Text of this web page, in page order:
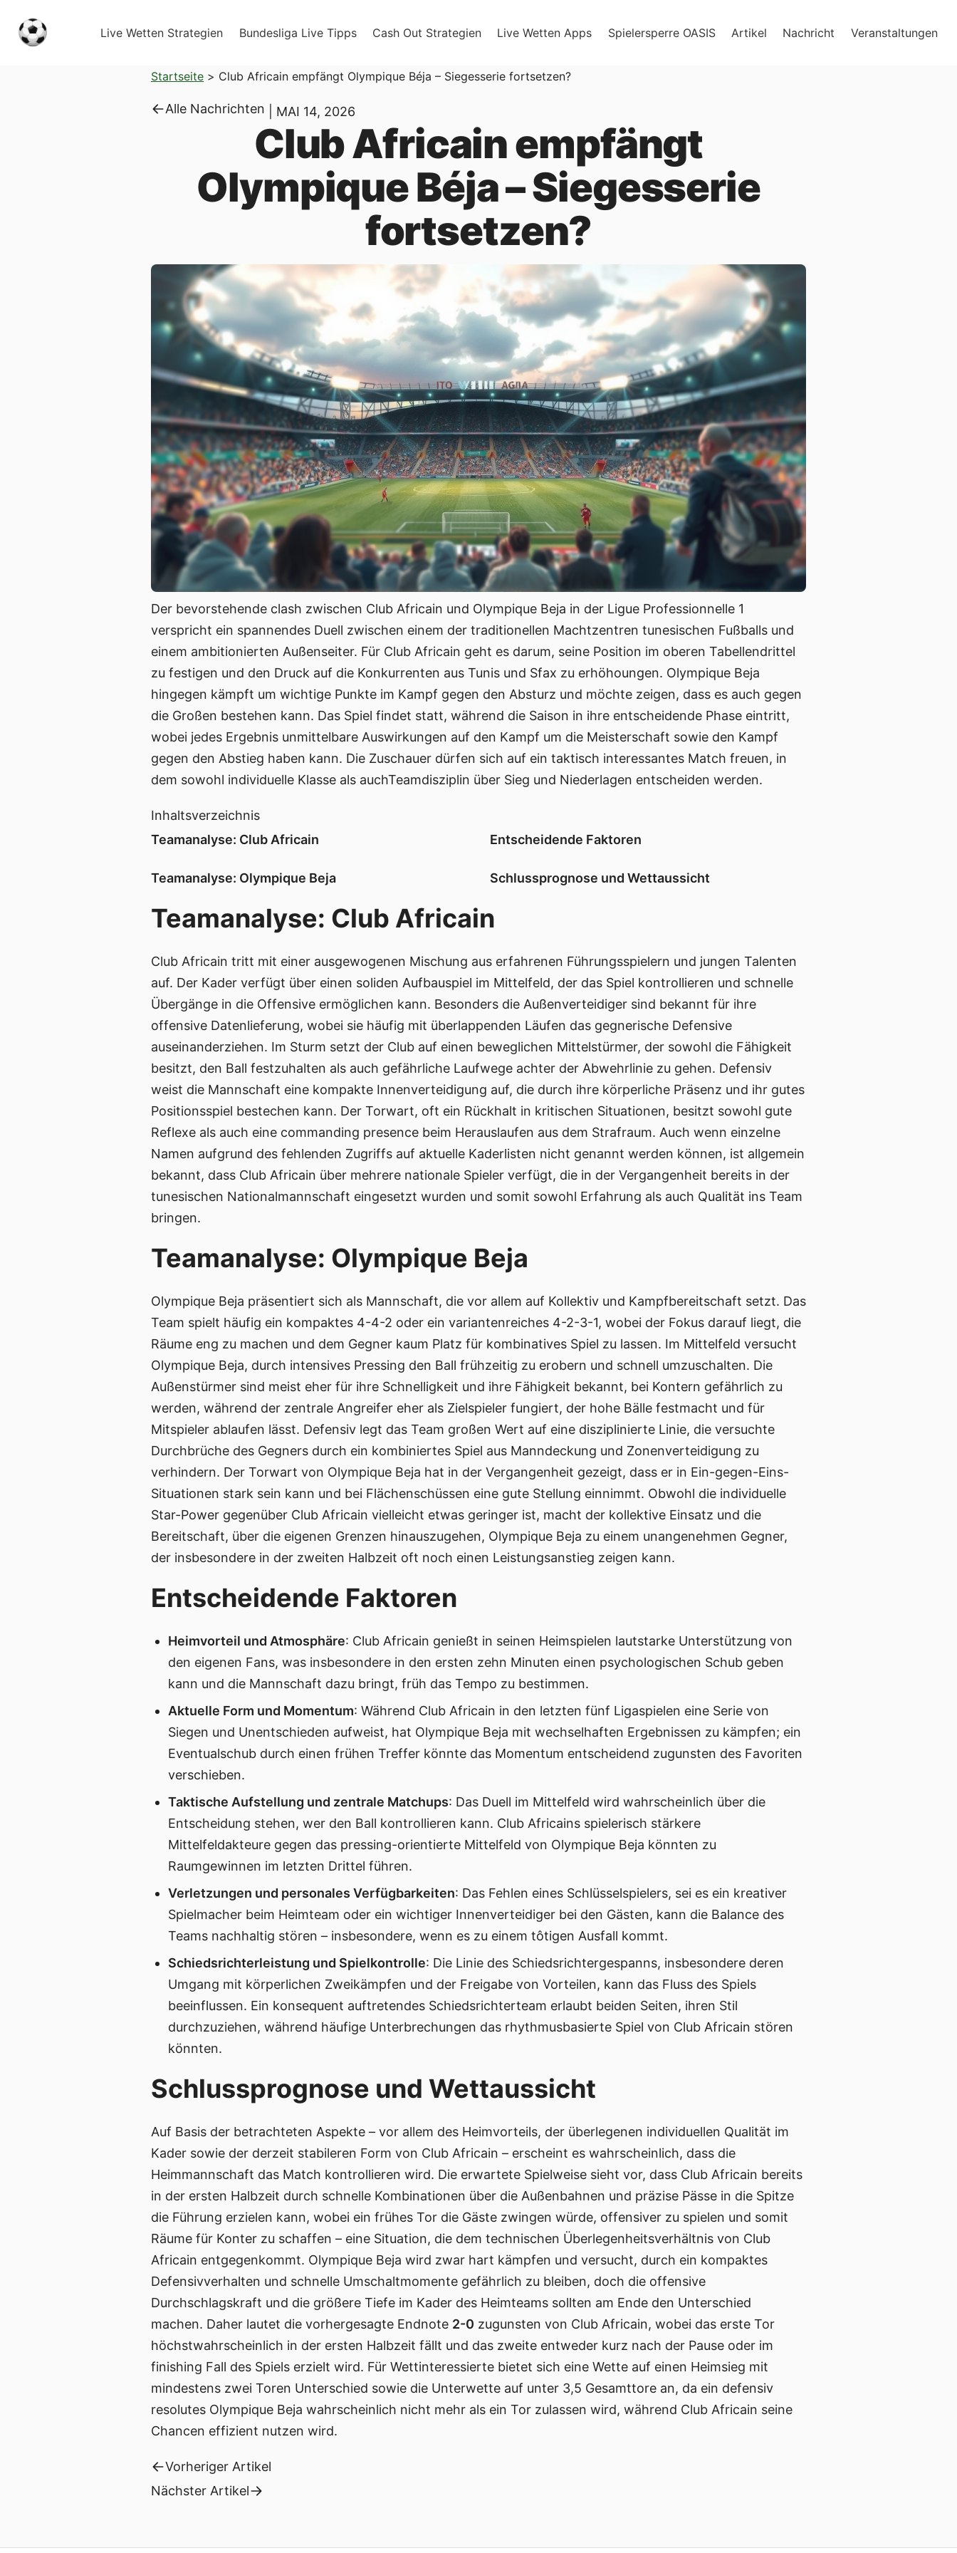
Live Wetten Strategien Bundesliga Live Tipps Cash Out Strategien Live Wetten Apps Spielersperre OASIS Artikel Nachricht Veranstaltungen
Startseite > Club Africain empfängt Olympique Béja – Siegesserie fortsetzen?
Alle Nachrichten MAI 14, 2026
Club Africain empfängt
Olympique Béja – Siegesserie
fortsetzen?
Der bevorstehende clash zwischen Club Africain und Olympique Beja in der Ligue Professionnelle 1
verspricht ein spannendes Duell zwischen einem der traditionellen Machtzentren tunesischen Fußballs und
einem ambitionierten Außenseiter. Für Club Africain geht es darum, seine Position im oberen Tabellendrittel
zu festigen und den Druck auf die Konkurrenten aus Tunis und Sfax zu erhöhoungen. Olympique Beja
hingegen kämpft um wichtige Punkte im Kampf gegen den Absturz und möchte zeigen, dass es auch gegen
die Großen bestehen kann. Das Spiel findet statt, während die Saison in ihre entscheidende Phase eintritt,
wobei jedes Ergebnis unmittelbare Auswirkungen auf den Kampf um die Meisterschaft sowie den Kampf
gegen den Abstieg haben kann. Die Zuschauer dürfen sich auf ein taktisch interessantes Match freuen, in
dem sowohl individuelle Klasse als auchTeamdisziplin über Sieg und Niederlagen entscheiden werden.
Inhaltsverzeichnis
Teamanalyse: Club Africain
Teamanalyse: Olympique Beja
Entscheidende Faktoren
Schlussprognose und Wettaussicht
Teamanalyse: Club Africain
Club Africain tritt mit einer ausgewogenen Mischung aus erfahrenen Führungsspielern und jungen Talenten
auf. Der Kader verfügt über einen soliden Aufbauspiel im Mittelfeld, der das Spiel kontrollieren und schnelle
Übergänge in die Offensive ermöglichen kann. Besonders die Außenverteidiger sind bekannt für ihre
offensive Datenlieferung, wobei sie häufig mit überlappenden Läufen das gegnerische Defensive
auseinanderziehen. Im Sturm setzt der Club auf einen beweglichen Mittelstürmer, der sowohl die Fähigkeit
besitzt, den Ball festzuhalten als auch gefährliche Laufwege achter der Abwehrlinie zu gehen. Defensiv
weist die Mannschaft eine kompakte Innenverteidigung auf, die durch ihre körperliche Präsenz und ihr gutes
Positionsspiel bestechen kann. Der Torwart, oft ein Rückhalt in kritischen Situationen, besitzt sowohl gute
Reflexe als auch eine commanding presence beim Herauslaufen aus dem Strafraum. Auch wenn einzelne
Namen aufgrund des fehlenden Zugriffs auf aktuelle Kaderlisten nicht genannt werden können, ist allgemein
bekannt, dass Club Africain über mehrere nationale Spieler verfügt, die in der Vergangenheit bereits in der
tunesischen Nationalmannschaft eingesetzt wurden und somit sowohl Erfahrung als auch Qualität ins Team
bringen.
Teamanalyse: Olympique Beja
Olympique Beja präsentiert sich als Mannschaft, die vor allem auf Kollektiv und Kampfbereitschaft setzt. Das
Team spielt häufig ein kompaktes 4-4-2 oder ein variantenreiches 4-2-3-1, wobei der Fokus darauf liegt, die
Räume eng zu machen und dem Gegner kaum Platz für kombinatives Spiel zu lassen. Im Mittelfeld versucht
Olympique Beja, durch intensives Pressing den Ball frühzeitig zu erobern und schnell umzuschalten. Die
Außenstürmer sind meist eher für ihre Schnelligkeit und ihre Fähigkeit bekannt, bei Kontern gefährlich zu
werden, während der zentrale Angreifer eher als Zielspieler fungiert, der hohe Bälle festmacht und für
Mitspieler ablaufen lässt. Defensiv legt das Team großen Wert auf eine disziplinierte Linie, die versuchte
Durchbrüche des Gegners durch ein kombiniertes Spiel aus Manndeckung und Zonenverteidigung zu
verhindern. Der Torwart von Olympique Beja hat in der Vergangenheit gezeigt, dass er in Ein-gegen-Eins-
Situationen stark sein kann und bei Flächenschüssen eine gute Stellung einnimmt. Obwohl die individuelle
Star-Power gegenüber Club Africain vielleicht etwas geringer ist, macht der kollektive Einsatz und die
Bereitschaft, über die eigenen Grenzen hinauszugehen, Olympique Beja zu einem unangenehmen Gegner,
der insbesondere in der zweiten Halbzeit oft noch einen Leistungsanstieg zeigen kann.
Entscheidende Faktoren
Heimvorteil und Atmosphäre: Club Africain genießt in seinen Heimspielen lautstarke Unterstützung von
den eigenen Fans, was insbesondere in den ersten zehn Minuten einen psychologischen Schub geben
kann und die Mannschaft dazu bringt, früh das Tempo zu bestimmen.
Aktuelle Form und Momentum: Während Club Africain in den letzten fünf Ligaspielen eine Serie von
Siegen und Unentschieden aufweist, hat Olympique Beja mit wechselhaften Ergebnissen zu kämpfen; ein
Eventualschub durch einen frühen Treffer könnte das Momentum entscheidend zugunsten des Favoriten
verschieben.
Taktische Aufstellung und zentrale Matchups: Das Duell im Mittelfeld wird wahrscheinlich über die
Entscheidung stehen, wer den Ball kontrollieren kann. Club Africains spielerisch stärkere
Mittelfeldakteure gegen das pressing-orientierte Mittelfeld von Olympique Beja könnten zu
Raumgewinnen im letzten Drittel führen.
Verletzungen und personales Verfügbarkeiten: Das Fehlen eines Schlüsselspielers, sei es ein kreativer
Spielmacher beim Heimteam oder ein wichtiger Innenverteidiger bei den Gästen, kann die Balance des
Teams nachhaltig stören – insbesondere, wenn es zu einem tôtigen Ausfall kommt.
Schiedsrichterleistung und Spielkontrolle: Die Linie des Schiedsrichtergespanns, insbesondere deren
Umgang mit körperlichen Zweikämpfen und der Freigabe von Vorteilen, kann das Fluss des Spiels
beeinflussen. Ein konsequent auftretendes Schiedsrichterteam erlaubt beiden Seiten, ihren Stil
durchzuziehen, während häufige Unterbrechungen das rhythmusbasierte Spiel von Club Africain stören
könnten.
Schlussprognose und Wettaussicht
Auf Basis der betrachteten Aspekte – vor allem des Heimvorteils, der überlegenen individuellen Qualität im
Kader sowie der derzeit stabileren Form von Club Africain – erscheint es wahrscheinlich, dass die
Heimmannschaft das Match kontrollieren wird. Die erwartete Spielweise sieht vor, dass Club Africain bereits
in der ersten Halbzeit durch schnelle Kombinationen über die Außenbahnen und präzise Pässe in die Spitze
die Führung erzielen kann, wobei ein frühes Tor die Gäste zwingen würde, offensiver zu spielen und somit
Räume für Konter zu schaffen – eine Situation, die dem technischen Überlegenheitsverhältnis von Club
Africain entgegenkommt. Olympique Beja wird zwar hart kämpfen und versucht, durch ein kompaktes
Defensivverhalten und schnelle Umschaltmomente gefährlich zu bleiben, doch die offensive
Durchschlagskraft und die größere Tiefe im Kader des Heimteams sollten am Ende den Unterschied
machen. Daher lautet die vorhergesagte Endnote 2-0 zugunsten von Club Africain, wobei das erste Tor
höchstwahrscheinlich in der ersten Halbzeit fällt und das zweite entweder kurz nach der Pause oder im
finishing Fall des Spiels erzielt wird. Für Wettinteressierte bietet sich eine Wette auf einen Heimsieg mit
mindestens zwei Toren Unterschied sowie die Unterwette auf unter 3,5 Gesamttore an, da ein defensiv
resolutes Olympique Beja wahrscheinlich nicht mehr als ein Tor zulassen wird, während Club Africain seine
Chancen effizient nutzen wird.
Vorheriger Artikel
Nächster Artikel